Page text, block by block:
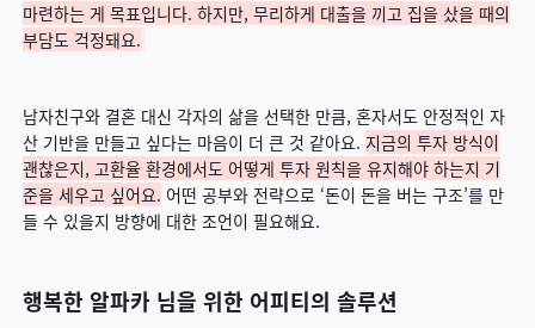
마련하는 게 목표입니다. 하지만, 무리하게 대출을 끼고 집을 샀을 때의
부담도 걱정돼요.
남자친구와 결혼 대신 각자의 삶을 선택한 만큼, 혼자서도 안정적인 자
산 기반을 만들고 싶다는 마음이 더 큰 것 같아요. 지금의 투자 방식이
괜찮은지, 고환율 환경에서도 어떻게 투자 원칙을 유지해야 하는지 기
준을 세우고 싶어요. 어떤 공부와 전략으로 ‘돈이 돈을 버는 구조’를 만
들 수 있을지 방향에 대한 조언이 필요해요.
행복한 알파카 님을 위한 어피티의 솔루션